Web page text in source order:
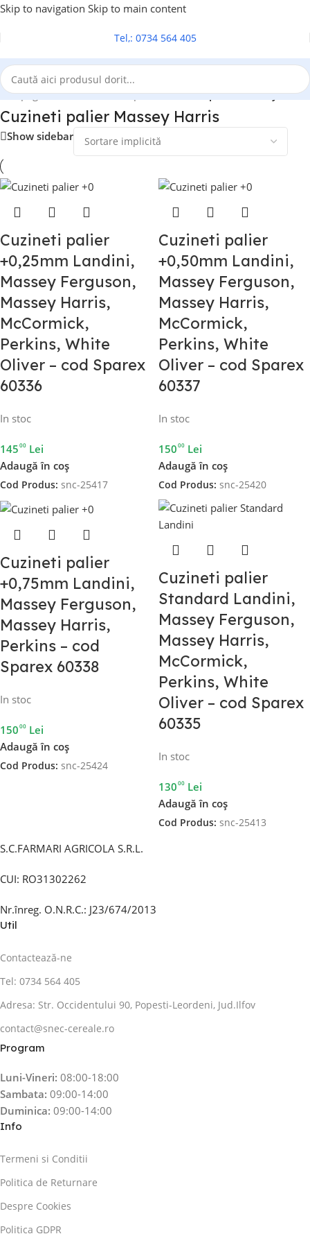
Skip to navigation Skip to main content
Tel,: 0734 564 405
pagină/Cuzineti biela si palier/Cuzineti palier Massey Harris
Cuzineti palier Massey Harris
Show sidebar
Cuzineti palier
+0,25mm Landini,
Massey Ferguson,
Massey Harris,
McCormick,
Perkins, White
Oliver – cod Sparex
60336
In stoc
14500 Lei
Adaugă în coș
Cod Produs: snc-25417
Cuzineti palier
+0,50mm Landini,
Massey Ferguson,
Massey Harris,
McCormick,
Perkins, White
Oliver – cod Sparex
60337
In stoc
15000 Lei
Adaugă în coș
Cod Produs: snc-25420
Cuzineti palier
+0,75mm Landini,
Massey Ferguson,
Massey Harris,
Perkins – cod
Sparex 60338
In stoc
15000 Lei
Adaugă în coș
Cod Produs: snc-25424
Cuzineti palier
Standard Landini,
Massey Ferguson,
Massey Harris,
McCormick,
Perkins, White
Oliver – cod Sparex
60335
In stoc
13000 Lei
Adaugă în coș
Cod Produs: snc-25413
S.C.FARMARI AGRICOLA S.R.L.
CUI: RO31302262
Nr.înreg. O.N.R.C.: J23/674/2013
Util
Contactează-ne
Tel: 0734 564 405
Adresa: Str. Occidentului 90, Popesti-Leordeni, Jud.Ilfov
contact@snec-cereale.ro
Program
Luni-Vineri: 08:00-18:00
Sambata: 09:00-14:00
Duminica: 09:00-14:00
Info
Termeni si Conditii
Politica de Returnare
Despre Cookies
Politica GDPR